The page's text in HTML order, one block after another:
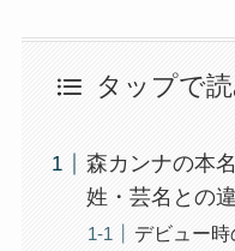
タップで
森カンナの本
姓・芸名との
デビュー